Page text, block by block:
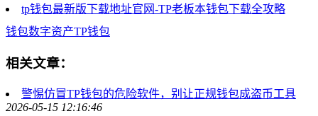
tp钱包最新版下载地址官网-TP老板本钱包下载全攻略
钱包数字资产TP钱包
相关文章：
警惕仿冒TP钱包的危险软件，别让正规钱包成盗币工具
2026-05-15 12:16:46